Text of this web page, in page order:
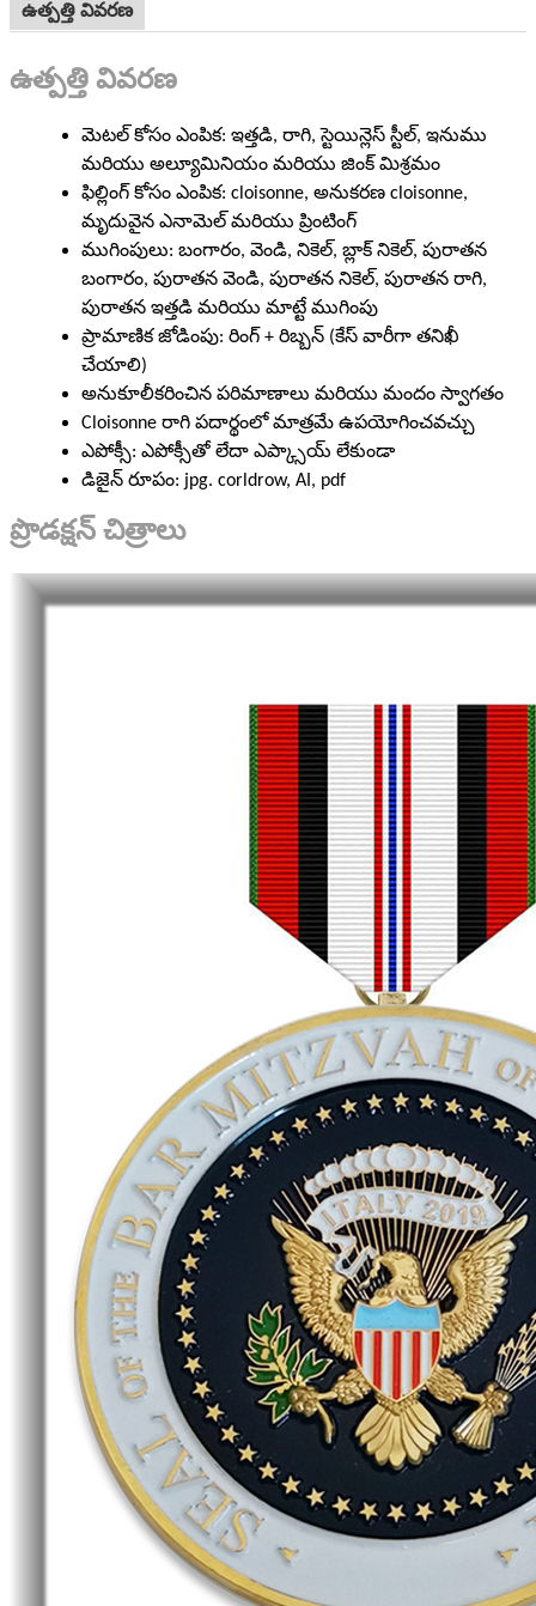
ఉత్పత్తి వివరణ
ఉత్పత్తి వివరణ
మెటల్ కోసం ఎంపిక: ఇత్తడి, రాగి, స్టెయిన్లెస్ స్టీల్, ఇనుము
మరియు అల్యూమినియం మరియు జింక్ మిశ్రమం
ఫిల్లింగ్ కోసం ఎంపిక: cloisonne, అనుకరణ cloisonne,
మృదువైన ఎనామెల్ మరియు ప్రింటింగ్
ముగింపులు: బంగారం, వెండి, నికెల్, బ్లాక్ నికెల్, పురాతన
బంగారం, పురాతన వెండి, పురాతన నికెల్, పురాతన రాగి,
పురాతన ఇత్తడి మరియు మాట్టే ముగింపు
ప్రామాణిక జోడింపు: రింగ్ + రిబ్బన్ (కేస్ వారీగా తనిఖీ
చేయాలి)
అనుకూలీకరించిన పరిమాణాలు మరియు మందం స్వాగతం
Cloisonne రాగి పదార్థంలో మాత్రమే ఉపయోగించవచ్చు
ఎపోక్సీ: ఎపోక్సీతో లేదా ఎప్క్సాయ్ లేకుండా
డిజైన్ రూపం: jpg. corldrow, AI, pdf
ప్రొడక్షన్ చిత్రాలు